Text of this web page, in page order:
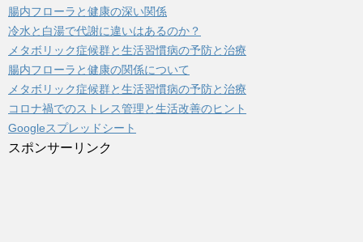
腸内フローラと健康の深い関係
冷水と白湯で代謝に違いはあるのか？
メタボリック症候群と生活習慣病の予防と治療
腸内フローラと健康の関係について
メタボリック症候群と生活習慣病の予防と治療
コロナ禍でのストレス管理と生活改善のヒント
Googleスプレッドシート
スポンサーリンク